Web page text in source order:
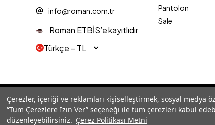
Çerezler, içeriği ve reklamları kişiselleştirmek, sosyal medya
“Tüm Çerezlere İzin Ver” seçeneği ile tüm çerezleri kabul
düzenleyebilirsiniz. Çerez Politikası Metni
info@roman.com.tr
Roman ETBİS’e kayıtlıdır
Türkçe − TL
Pantolon
Sale
© 2025 Roman® Tüm Hakları Saklıdır, İzinsiz